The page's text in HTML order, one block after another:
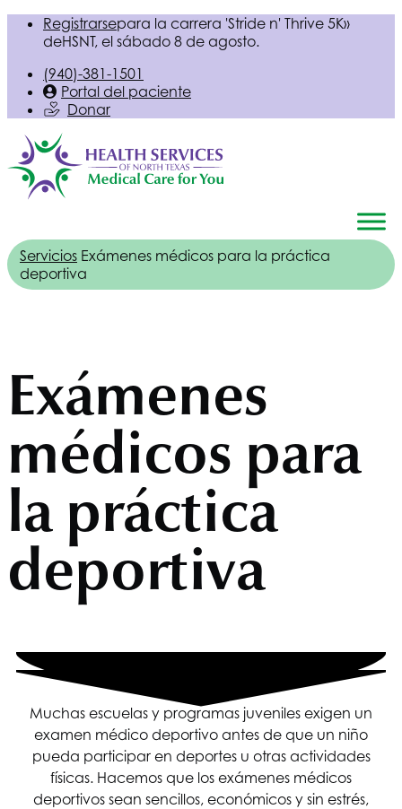
Registrarsepara la carrera 'Stride n' Thrive 5K»
deHSNT, el sábado 8 de agosto.
(940)-381-1501
Portal del paciente
Donar
Servicios Exámenes médicos para la práctica
deportiva
Exámenes
médicos para
la práctica
deportiva
Muchas escuelas y programas juveniles exigen un
examen médico deportivo antes de que un niño
pueda participar en deportes u otras actividades
físicas. Hacemos que los exámenes médicos
deportivos sean sencillos, económicos y sin estrés,